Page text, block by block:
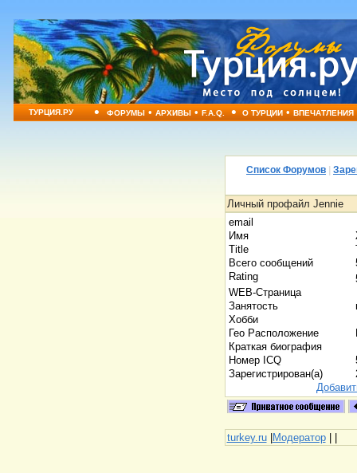
ТУРЦИЯ.РУ • ФОРУМЫ•АРХИВЫ•F.A.Q. • О ТУРЦИИ•ВПЕЧАТЛЕНИЯ
Список Форумов
Личный профайл Jennie
email
Имя
Title
Всего сообщений
Rating
WEB-Страница
Занятость
Хобби
Гео Расположение
Краткая биография
Номер ICQ
Зарегистрирован(а)
turkey.ru|Модератор| |